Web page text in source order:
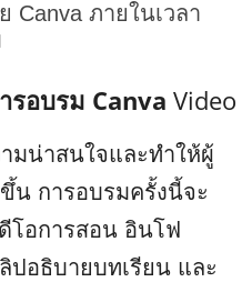
e
Canva ภายในเวลา
รอบรม Canva Video
มน่าสนใจและทำให้ผู้
ขึ้น การอบรมครั้งนี้จะ
โอการสอน อินโฟ
ปอธิบายบทเรียน และ